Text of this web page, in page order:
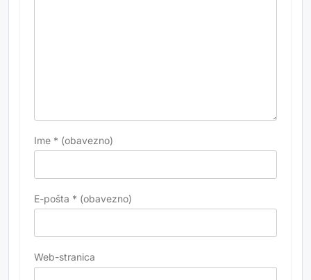
Ime * (obavezno)
E-pošta * (obavezno)
Web-stranica